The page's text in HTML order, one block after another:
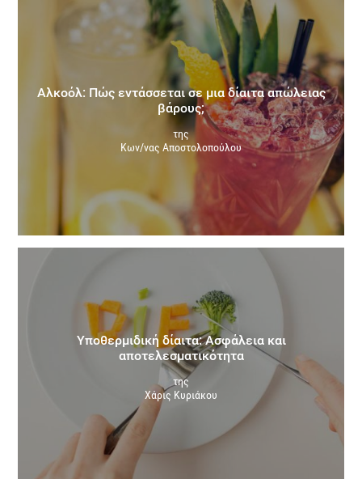
Αλκοόλ: Πώς εντάσσεται σε μια δίαιτα απώλειας
βάρους;
της
Κων/νας Αποστολοπούλου
Υποθερμιδική δίαιτα: Ασφάλεια και
αποτελεσματικότητα
της
Χάρις Κυριάκου